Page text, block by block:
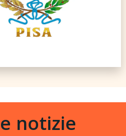
notizie